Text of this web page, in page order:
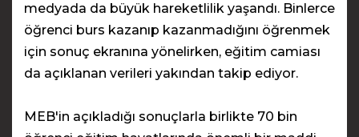
medyada da büyük hareketlilik yaşandı. Binlerce
öğrenci burs kazanıp kazanmadığını öğrenmek
için sonuç ekranına yönelirken, eğitim camiası
da açıklanan verileri yakından takip ediyor.
MEB'in açıkladığı sonuçlarla birlikte 70 bin